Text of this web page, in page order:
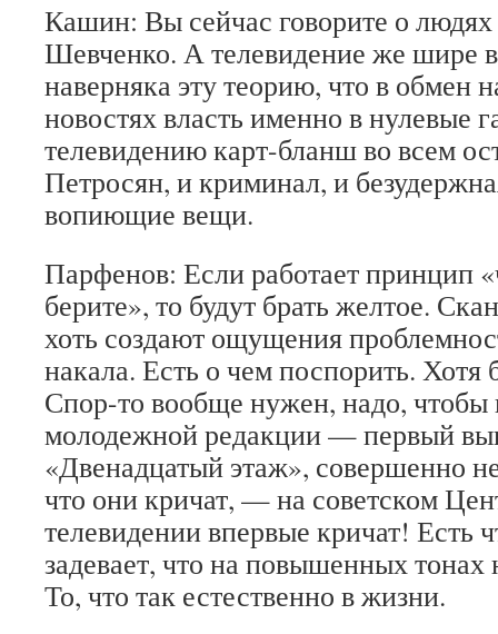
Кашин: Вы сейчас говорите о
Шевченко. А телевидение же шире
наверняка эту теорию, что в обмен
новостях власть именно в нулевые
телевидению карт-бланш во всем
Петросян, и криминал, и
вопиющие вещи.
Парфенов: Если работает принцип
берите», то будут брать желтое.
хоть создают ощущения
накала. Есть о чем поспорить. Хотя
Спор-то вообще нужен, надо,
молодежной редакции — первый
«Двенадцатый этаж», совершенно
что они кричат, — на советском
телевидении впервые кричат! Есть
задевает, что на повышенных тонах
То, что так естественно в жизни.